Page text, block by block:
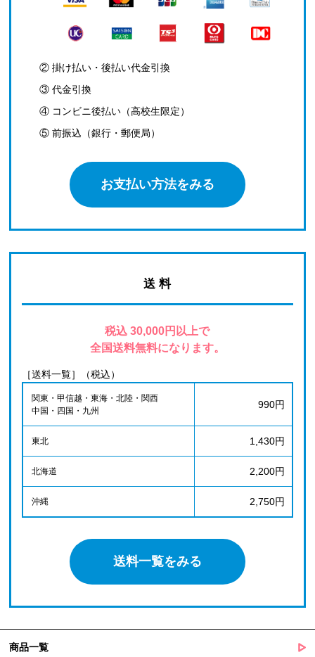
② 掛け払い・後払い代金引換
③ 代金引換
④ コンビニ後払い（高校生限定）
⑤ 前振込（銀行・郵便局）
お支払い方法をみる
送 料
税込 30,000円以上で
全国送料無料になります。
［送料一覧］（税込）
関東・甲信越・東海・北陸・関西
中国・四国・九州
990円
東北 1,430円
北海道 2,200円
沖縄 2,750円
送料一覧をみる
商品一覧